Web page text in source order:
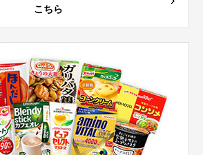
こちら